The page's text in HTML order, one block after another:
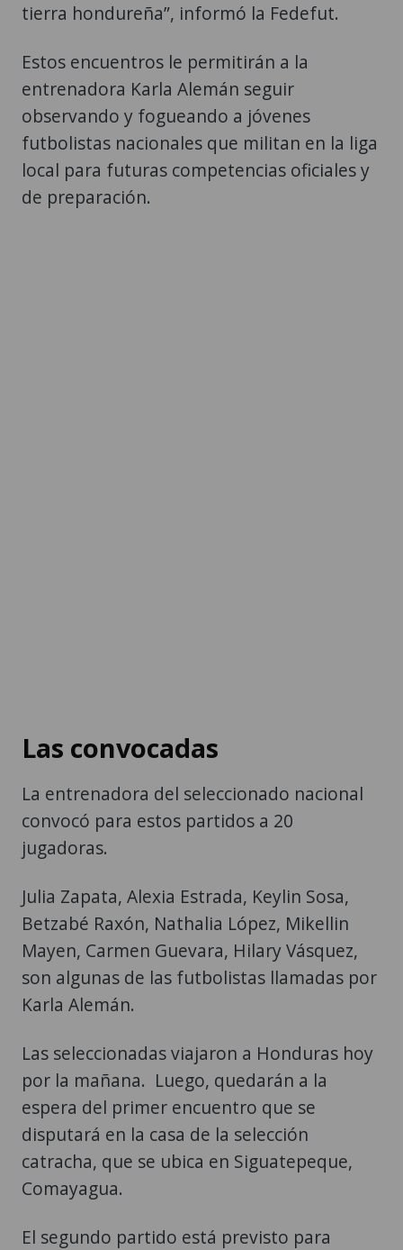
tierra hondureña”, informó la Fedefut.
Estos encuentros le permitirán a la
entrenadora Karla Alemán seguir
observando y fogueando a jóvenes
futbolistas nacionales que militan en la liga
local para futuras competencias oficiales y
de preparación.
Las convocadas
La entrenadora del seleccionado nacional
convocó para estos partidos a 20
jugadoras.
Julia Zapata, Alexia Estrada, Keylin Sosa,
Betzabé Raxón, Nathalia López, Mikellin
Mayen, Carmen Guevara, Hilary Vásquez,
son algunas de las futbolistas llamadas por
Karla Alemán.
Las seleccionadas viajaron a Honduras hoy
por la mañana. Luego, quedarán a la
espera del primer encuentro que se
disputará en la casa de la selección
catracha, que se ubica en Siguatepeque,
Comayagua.
El segundo partido está previsto para